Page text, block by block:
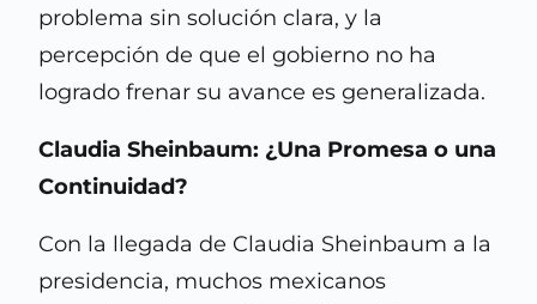
problema sin solución clara, y la
percepción de que el gobierno no ha
logrado frenar su avance es generalizada.
Claudia Sheinbaum: ¿Una Promesa o una
Continuidad?
Con la llegada de Claudia Sheinbaum a la
presidencia, muchos mexicanos